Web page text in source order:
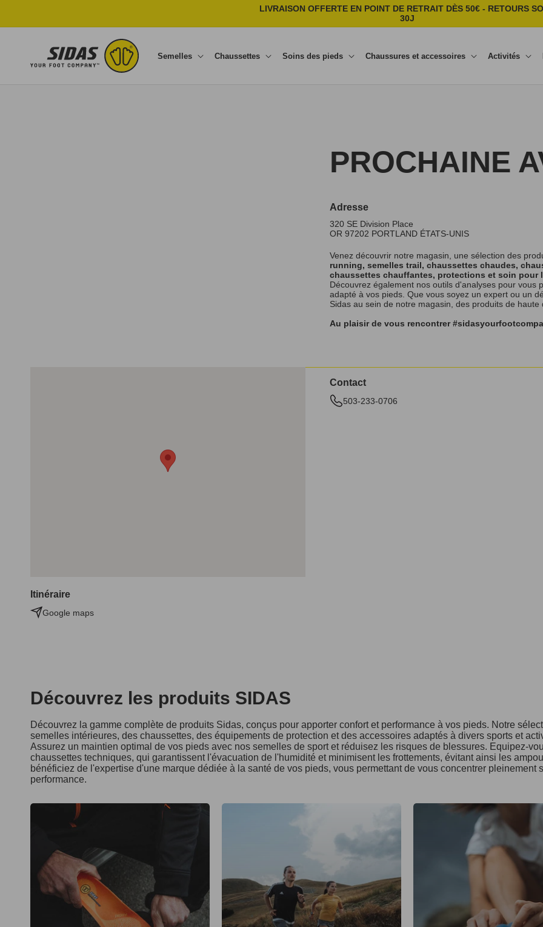
LIVRAISON OFFERTE EN POINT DE RETRAIT DÈS 50€ - RETOURS
30J
Semelles Chaussettes Soins des pieds Chaussures et accessoires Activités
PROCHAINE
Adresse
320 SE Division Place
OR 97202 PORTLAND ÉTATS-UNIS
Venez découvrir notre magasin, une sélection des
running, semelles trail, chaussettes chaudes,
chaussettes chauffantes, protections et soin pour
Découvrez également nos outils d'analyses pour
adapté à vos pieds. Que vous soyez un expert ou un
Sidas au sein de notre magasin, des produits de
Au plaisir de vous rencontrer
Itinéraire
Google maps
Contact
503-233-0706
Découvrez les produits SIDAS
Découvrez la gamme complète de produits Sidas, conçus pour apporter confort et performance à vos pieds. Notre
semelles intérieures, des chaussettes, des équipements de protection et des accessoires adaptés à divers sports et
Assurez un maintien optimal de vos pieds avec nos semelles de sport et réduisez les risques de blessures. Equipez-
chaussettes techniques, qui garantissent l'évacuation de l'humidité et minimisent les frottements, évitant ainsi les
bénéficiez de l'expertise d'une marque dédiée à la santé de vos pieds, vous permettant de vous concentrer pleinement
performance.